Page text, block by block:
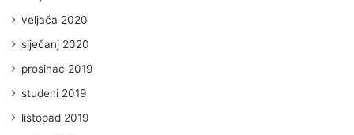
veljača 2020
siječanj 2020
prosinac 2019
studeni 2019
listopad 2019